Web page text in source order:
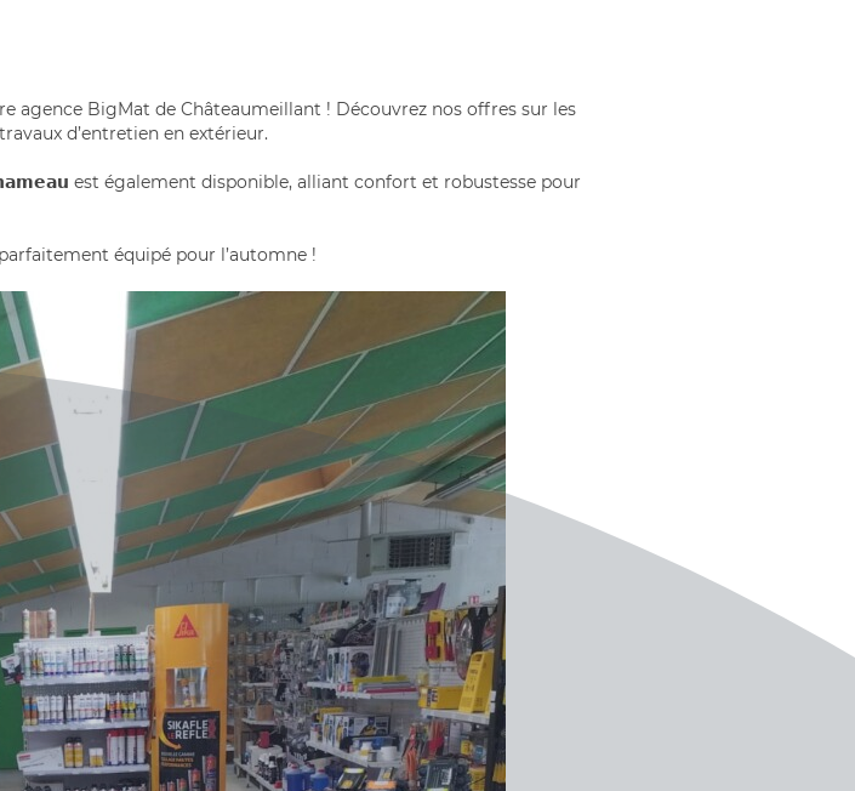
agence BigMat de Châteaumeillant ! Découvrez nos offres sur les
d’entretien en extérieur.
est également disponible, alliant confort et robustesse pour
équipé pour l’automne !